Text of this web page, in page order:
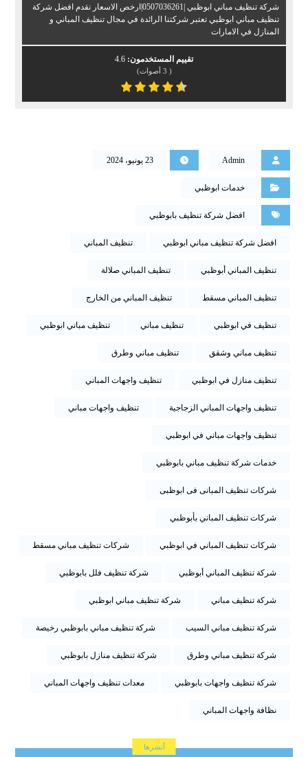
شركة تنظيف مباني ابوظبي |0507036261|ارخص الاسعار نقدم افضل شركة
تنظيف مباني ابوظبي تعتبر شركتنا الرائدة في مجال تنظيف المباني و
المنازل في الامارات
تقييم المستخدمون: 4.6
(
3 أصوات)
Admin 23 يونيو، 2024
خدمات ابوظبي
افضل شركة تنظيف بابوظبي
افضل شركة تنظيف مباني ابوظبي تنظيف المباني
تنظيف المباني أبوظبي تنظيف المباني صلالة
تنظيف المباني مسقط تنظيف المباني من الخارج
تنظيف في ابوظبي تنظيف مباني تنظيف مباني ابوظبي
تنظيف مباني وشقق تنظيف مباني وطرق
تنظيف منازل في ابوظبي تنظيف واجهات المباني
تنظيف واجهات المباني الزجاجية تنظيف واجهات مباني
تنظيف واجهات مباني في ابوظبي
خدمات شركة تنظيف مباني بابوظبي
شركات تنظيف المبانى فى ابوظبى
شركات تنظيف المباني بأبوظبي
شركات تنظيف المباني في ابوظبي شركات تنظيف مباني مسقط
شركة تنظيف المباني أبوظبي شركة تنظيف فلل بابوظبي
شركة تنظيف مباني شركة تنظيف مباني ابوظبي
شركة تنظيف مباني السيب شركة تنظيف مباني بابوظبي رخيصة
شركة تنظيف مباني وطرق شركة تنظيف منازل بابوظبي
شركة تنظيف واجهات بابوظبي معدات تنظيف واجهات المباني
نظافة واجهات المباني